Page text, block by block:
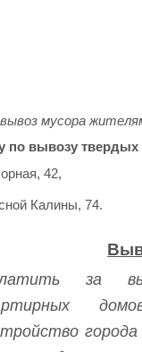
мусора
по вывозу
42,
Калины, 74.
за